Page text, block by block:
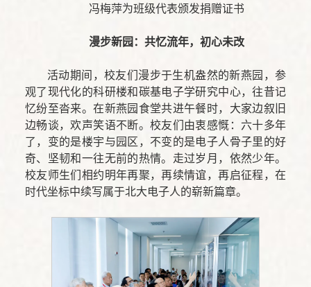
冯梅萍为班级代表颁发捐赠证书
漫步新园：共忆流年，初心未改
活动期间，校友们漫步于生机盎然的新燕园，参
观了现代化的科研楼和碳基电子学研究中心，往昔记
忆纷至沓来。在新燕园食堂共进午餐时，大家边叙旧
边畅谈，欢声笑语不断。校友们由衷感慨：六十多年
了，变的是楼宇与园区，不变的是电子人骨子里的好
奇、坚韧和一往无前的热情。走过岁月，依然少年。
校友师生们相约明年再聚，再续情谊，再启征程，在
时代坐标中续写属于北大电子人的崭新篇章。